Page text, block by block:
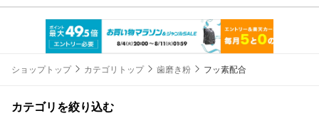
ショップトップ カテゴリトップ 歯磨き粉 フッ素配合
カテゴリを絞り込む